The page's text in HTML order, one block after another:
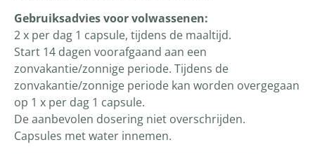
Gebruiksadvies voor volwassenen:
2 x per dag 1 capsule, tijdens de maaltijd.
Start 14 dagen voorafgaand aan een
zonvakantie/zonnige periode. Tijdens de
zonvakantie/zonnige periode kan worden overgegaan
op 1 x per dag 1 capsule.
De aanbevolen dosering niet overschrijden.
Capsules met water innemen.